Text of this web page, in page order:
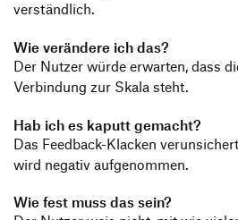
verständlich.
Wie verändere ich das?
Der Nutzer würde erwarten, dass
Verbindung zur Skala steht.
Hab ich es kaputt gemacht?
Das Feedback-Klacken
wird negativ aufgenommen.
Wie fest muss das sein?